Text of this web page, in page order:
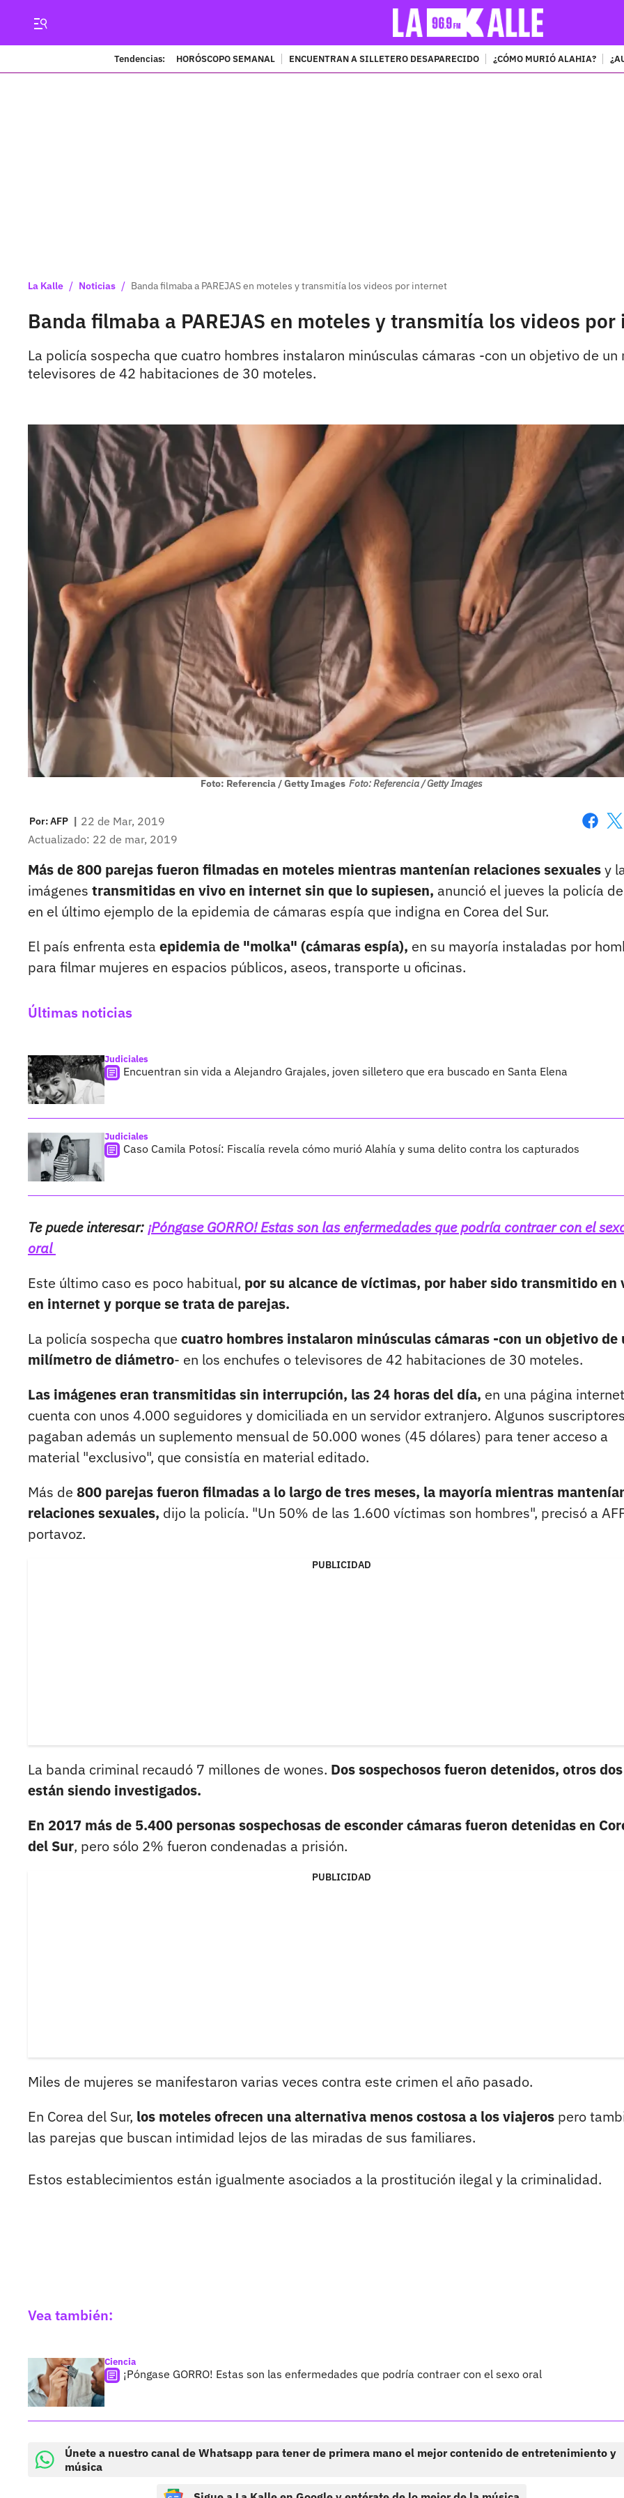
Tendencias: HORÓSCOPO SEMANAL ENCUENTRAN A SILLETERO DESAPARECIDO ¿CÓMO MURIÓ ALAHIA?
La Kalle / Noticias / Banda filmaba a PAREJAS en moteles y transmitía los videos por internet
Banda filmaba a PAREJAS en moteles y transmitía los videos
La policía sospecha que cuatro hombres instalaron minúsculas cámaras -con un objetivo de
televisores de 42 habitaciones de 30 moteles.
Foto: Referencia / Getty Images Foto: Referencia / Getty Images
Por:AFP | 22 de Mar, 2019
Actualizado: 22 de mar, 2019
Más de 800 parejas fueron filmadas en moteles mientras mantenían relaciones sexualesy
imágenes transmitidas en vivo en internet sin que lo supiesen, anunció el jueves la policía
en el último ejemplo de la epidemia de cámaras espía que indigna en Corea del Sur.
El país enfrenta esta epidemia de "molka" (cámaras espía), en su mayoría instaladas por
para filmar mujeres en espacios públicos, aseos, transporte u oficinas.
Últimas noticias
Judiciales
Encuentran sin vida a Alejandro Grajales, joven silletero que era buscado en Santa Elena
Judiciales
Caso Camila Potosí: Fiscalía revela cómo murió Alahía y suma delito contra los capturados
Te puede interesar: ¡Póngase GORRO! Estas son las enfermedades que podría contraer con el
oral
Este último caso es poco habitual, por su alcance de víctimas, por haber sido transmitido en
en internet y porque se trata de parejas.
La policía sospecha que cuatro hombres instalaron minúsculas cámaras -con un objetivo de
milímetro de diámetro- en los enchufes o televisores de 42 habitaciones de 30 moteles.
Las imágenes eran transmitidas sin interrupción, las 24 horas del día, en una página
cuenta con unos 4.000 seguidores y domiciliada en un servidor extranjero. Algunos
pagaban además un suplemento mensual de 50.000 wones (45 dólares) para tener acceso a
material "exclusivo", que consistía en material editado.
Más de 800 parejas fueron filmadas a lo largo de tres meses, la mayoría mientras
relaciones sexuales, dijo la policía. "Un 50% de las 1.600 víctimas son hombres", precisó a
portavoz.
PUBLICIDAD
La banda criminal recaudó 7 millones de wones. Dos sospechosos fueron detenidos, otros dos
están siendo investigados.
En 2017 más de 5.400 personas sospechosas de esconder cámaras fueron detenidas en
del Sur, pero sólo 2% fueron condenadas a prisión.
PUBLICIDAD
Miles de mujeres se manifestaron varias veces contra este crimen el año pasado.
En Corea del Sur, los moteles ofrecen una alternativa menos costosa a los viajeros pero
las parejas que buscan intimidad lejos de las miradas de sus familiares.
Estos establecimientos están igualmente asociados a la prostitución ilegal y la criminalidad.
Vea también:
Ciencia
¡Póngase GORRO! Estas son las enfermedades que podría contraer con el sexo oral
Únete a nuestro canal de Whatsapp para tener de primera mano el mejor contenido de entretenimiento y
música